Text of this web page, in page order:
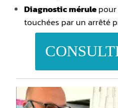
Diagnostic mérule
touchées par un arrêté